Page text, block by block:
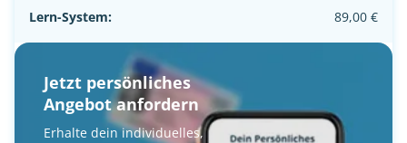
Lern-System: 89,00 €
Jetzt persönliches
Angebot anfordern
Erhalte dein individuelles,